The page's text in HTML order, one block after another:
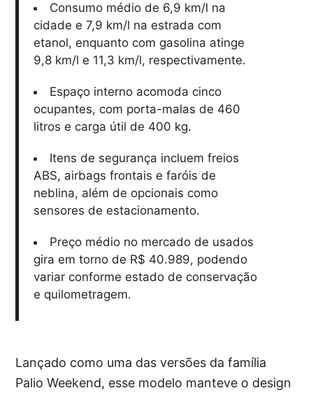
Consumo médio de 6,9 km/l na
cidade e 7,9 km/l na estrada com
etanol, enquanto com gasolina atinge
9,8 km/l e 11,3 km/l, respectivamente.
Espaço interno acomoda cinco
ocupantes, com porta-malas de 460
litros e carga útil de 400 kg.
Itens de segurança incluem freios
ABS, airbags frontais e faróis de
neblina, além de opcionais como
sensores de estacionamento.
Preço médio no mercado de usados
gira em torno de R$ 40.989, podendo
variar conforme estado de conservação
e quilometragem.
Lançado como uma das versões da família
Palio Weekend, esse modelo manteve o design